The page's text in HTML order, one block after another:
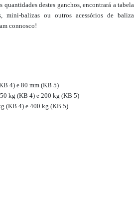
quantidades destes ganchos, encontrará a tabela
mini-balizas ou outros acessórios de baliza
connosco!
4) e 80 mm (KB 5)
kg (KB 4) e 200 kg (KB 5)
(KB 4) e 400 kg (KB 5)